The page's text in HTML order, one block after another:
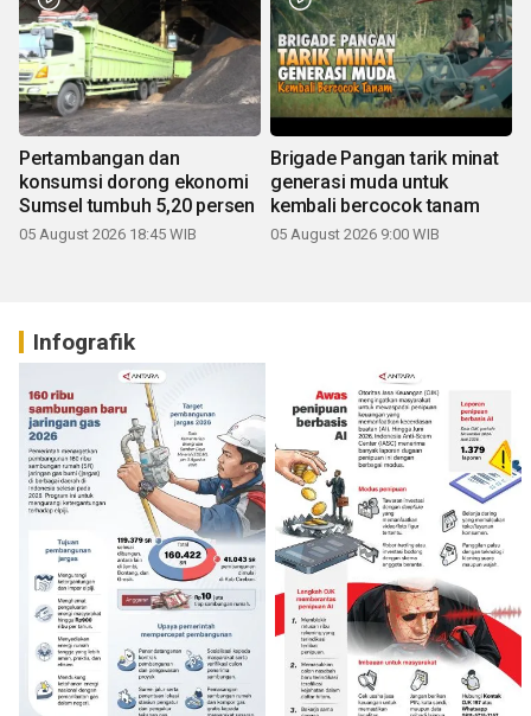
Pertambangan dan
konsumsi dorong ekonomi
Sumsel tumbuh 5,20 persen
05 August 2026 18:45 WIB
Brigade Pangan tarik minat
generasi muda untuk
kembali bercocok tanam
05 August 2026 9:00 WIB
Infografik